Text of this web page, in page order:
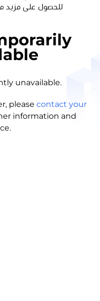
للحصول على مزيد
unavailable.
please contact your
information and